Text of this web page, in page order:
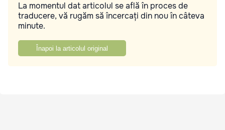
La momentul dat articolul se află în proces de
traducere, vă rugăm să încercați din nou în câteva
minute.
Înapoi la articolul original